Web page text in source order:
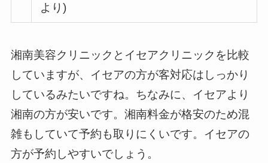
より)
湘南美容クリニックとイセアクリニックを比較
していますが、イセアの方が客対応はしっかり
しているみたいですね。ちなみに、イセアより
湘南の方が安いです。湘南料金が格安のため混
雑もしていて予約も取りにくいです。イセアの
方が予約しやすいでしょう。